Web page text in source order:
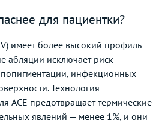
для пациентки?
имеет более высокий профиль
абляции исключает риск
инфекционных
Технология
ACE предотвращает термические
явлений — менее 1%, и они